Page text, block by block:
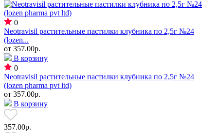
0
Neotravisil растительные пастилки клубника по 2,5г №24
(lozen...
от 357.00р.
В корзину
0
Neotravisil растительные пастилки клубника по 2,5г №24
(lozen pharma pvt ltd)
от 357.00р.
В корзину
357.00р.